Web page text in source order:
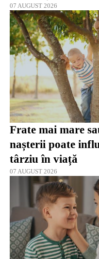
07 AUGUST 2026
Frate mai mare
nașterii poate
târziu în viață
07 AUGUST 2026